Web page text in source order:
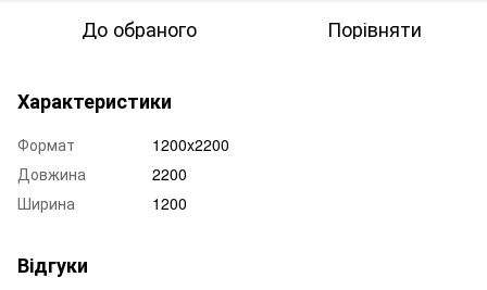
До обраного Порівняти
Характеристики
Формат
1200x2200
Довжина
2200
Ширина
1200
Відгуки